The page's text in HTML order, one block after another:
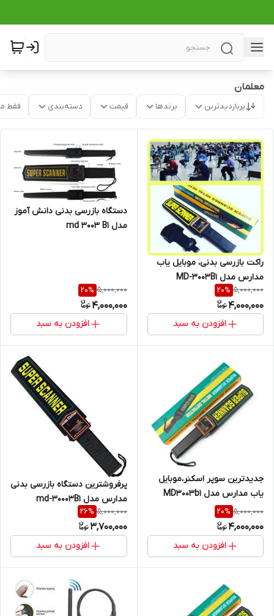
معلمان
پربازدیدترین برندها قیمت دسته‌بندی فقط
راکت بازرسی بدنی، موبایل یاب
مدارس مدل MD-3003B1
5,000,000
20%
4,000,000
افزودن به سبد
دستگاه بازرسی بدنی دانش آموز
مدل md 3003 B1
5,000,000
20%
4,000,000
افزودن به سبد
جدیدترین سوپر اسکنر،موبایل
یاب مدارس مدل MD3003b1
5,000,000
20%
4,000,000
افزودن به سبد
پرفروشترین دستگاه بازرسی بدنی
مدارس مدل md-30003B1
5,000,000
26%
3,700,000
افزودن به سبد